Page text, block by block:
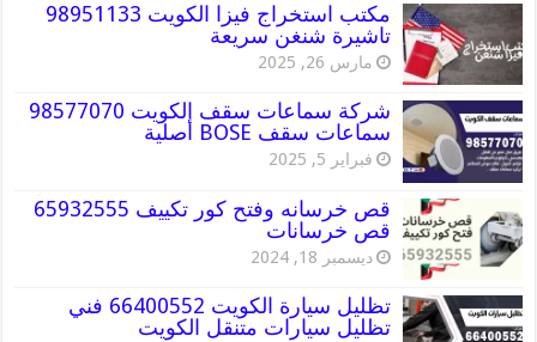
مكتب استخراج فيزا الكويت 98951133
تاشيرة شنغن سريعة
مارس 26, 2025
شركة سماعات سقف الكويت 98577070
سماعات سقف BOSE أصلية
فبراير 5, 2025
قص خرسانه وفتح كور تكييف 65932555
قص خرسانات
ديسمبر 18, 2024
تظليل سيارة الكويت 66400552 فني
تظليل سيارات متنقل الكويت